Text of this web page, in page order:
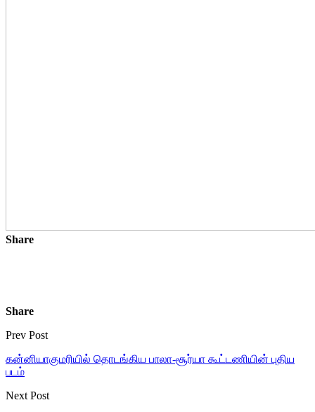
Share
Share
Prev Post
கன்னியாகுமரியில் தொடங்கிய பாலா-சூர்யா கூட்டணியின் புதிய
படம்
Next Post